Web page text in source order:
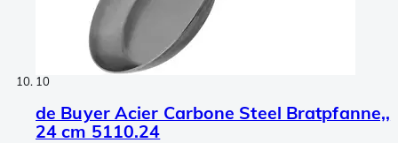
10
de Buyer Acier Carbone Steel Bratpfanne,,
24 cm 5110.24